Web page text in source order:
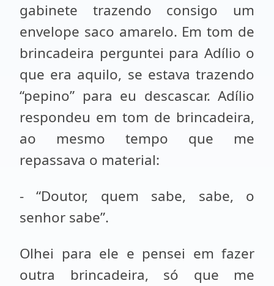
gabinete trazendo consigo um
envelope saco amarelo. Em tom de
brincadeira perguntei para Adílio o
que era aquilo, se estava trazendo
“pepino” para eu descascar. Adílio
respondeu em tom de brincadeira,
ao mesmo tempo que me
repassava o material:
- “Doutor, quem sabe, sabe, o
senhor sabe”.
Olhei para ele e pensei em fazer
outra brincadeira, só que me